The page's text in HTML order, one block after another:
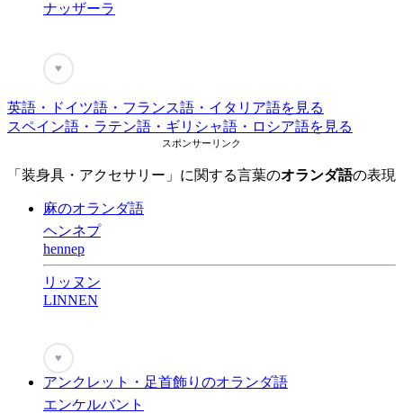
ナッザーラ
♥
英語・ドイツ語・フランス語・イタリア語を見る
スペイン語・ラテン語・ギリシャ語・ロシア語を見る
スポンサーリンク
「装身具・アクセサリー」に関する言葉のオランダ語の表現
麻のオランダ語
ヘンネプ
hennep
リッヌン
LINNEN
♥
アンクレット・足首飾りのオランダ語
エンケルバント